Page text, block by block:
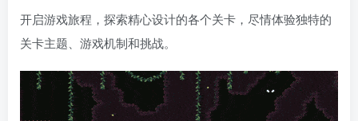
开启游戏旅程，探索精心设计的各个关卡，尽情体验独特的
关卡主题、游戏机制和挑战。